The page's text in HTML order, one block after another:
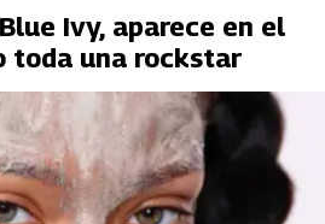
Ivy, aparece en el
toda una rockstar